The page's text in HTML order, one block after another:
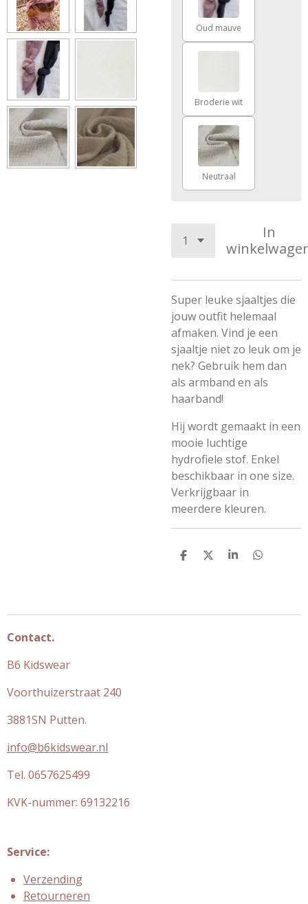
Oud mauve
Broderie wit
Neutraal
In
Super leuke sjaaltjes die
jouw outfit helemaal
afmaken. Vind je een
sjaaltje niet zo leuk om je
nek? Gebruik hem dan
als armband en als
haarband!
Hij wordt gemaakt in een
mooie luchtige
hydrofiele stof. Enkel
beschikbaar in one size.
Verkrijgbaar in
meerdere kleuren.
D
D
S
D
Contact.
B6 Kidswear
Voorthuizerstraat 240
3881SN Putten.
info@b6kidswear.nl
Tel. 0657625499
KVK-nummer: 69132216
Service:
Verzending
Retourneren